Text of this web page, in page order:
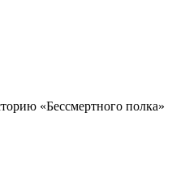
«Бессмертного полка»